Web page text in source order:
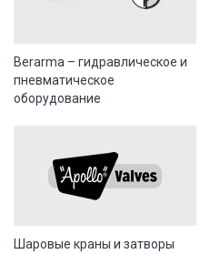
Berarma – гидравлическое и
пневматическое
оборудование
Шаровые краны и затворы